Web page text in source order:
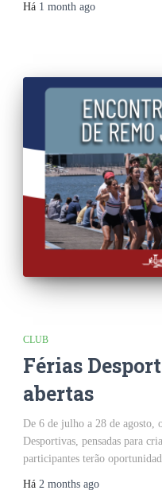
Há 1 monthago
CLUB
Férias
abertas
De 6 de julho a 28 de agosto,
Desportivas, pensadas para
participantes terão
Há 2 monthsago